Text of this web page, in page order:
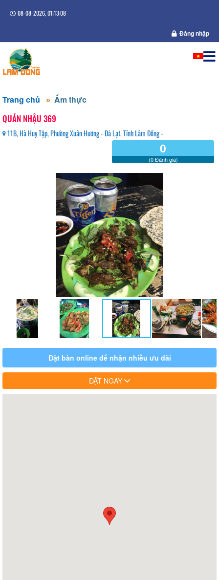
08-08-2026, 01:13:09
Đăng nhập
Trang chủ Ẩm thực
QUÁN NHẬU 369
11B, Hà Huy Tập, Phường Xuân Hương - Đà Lạt, Tỉnh Lâm Đồng -
0
(0 Đánh giá)
Đặt bàn online để nhận nhiều ưu đãi
ĐẶT NGAY